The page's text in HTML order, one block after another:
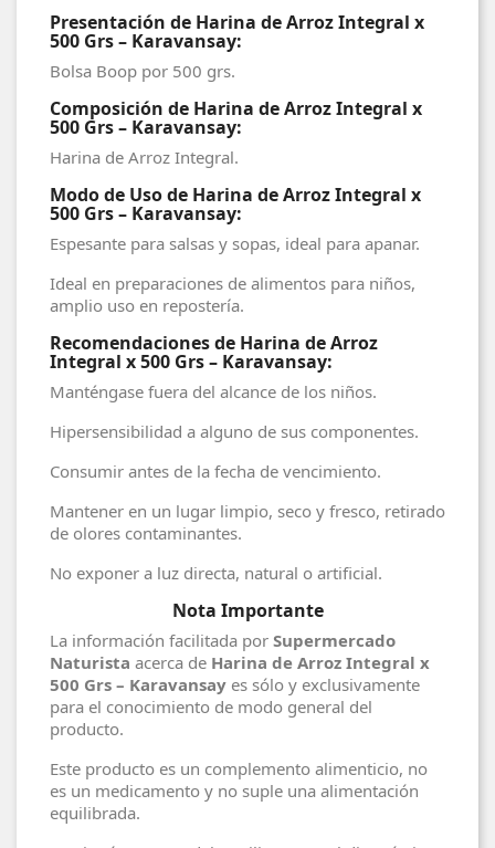
Presentación de Harina de Arroz Integral x
500 Grs – Karavansay:
Bolsa Boop por 500 grs.
Composición de Harina de Arroz Integral x
500 Grs – Karavansay:
Harina de Arroz Integral.
Modo de Uso de Harina de Arroz Integral x
500 Grs – Karavansay:
Espesante para salsas y sopas, ideal para apanar.
Ideal en preparaciones de alimentos para niños,
amplio uso en repostería.
Recomendaciones de Harina de Arroz
Integral x 500 Grs – Karavansay:
Manténgase fuera del alcance de los niños.
Hipersensibilidad a alguno de sus componentes.
Consumir antes de la fecha de vencimiento.
Mantener en un lugar limpio, seco y fresco, retirado
de olores contaminantes.
No exponer a luz directa, natural o artificial.
Nota Importante
La información facilitada por Supermercado
Naturista acerca de Harina de Arroz Integral x
500 Grs – Karavansay es sólo y exclusivamente
para el conocimiento de modo general del
producto.
Este producto es un complemento alimenticio, no
es un medicamento y no suple una alimentación
equilibrada.